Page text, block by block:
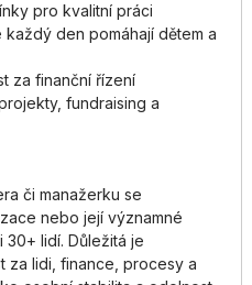
pro kvalitní práci
den pomáhají dětem a
za finanční řízení
fundraising a
či manažerku se
nebo její významné
30+ lidí. Důležitá je
za lidi, finance, procesy a